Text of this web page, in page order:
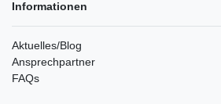
Informationen
Aktuelles/Blog
Ansprechpartner
FAQs